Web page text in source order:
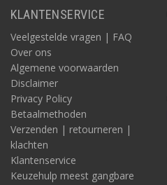
KLANTENSERVICE
Veelgestelde vragen | FAQ
Over ons
Algemene voorwaarden
Disclaimer
Privacy Policy
Betaalmethoden
Verzenden | retourneren |
klachten
Klantenservice
Keuzehulp meest gangbare